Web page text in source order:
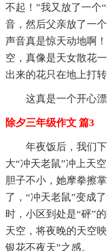
不起！”我又放了一个
音，然后父亲放了一
声音真是惊天动地啊
空，真像是天女散花
出来的花只在地上打
这真是一个开心
除夕三年级作文 篇3
年夜饭后，我们
大“冲天老鼠”冲上天
胆子不小，她摩拳擦
了，“冲天老鼠”变成
时，小区到处是“砰”
天空，将夜晚的天空
银花不夜天”之感。